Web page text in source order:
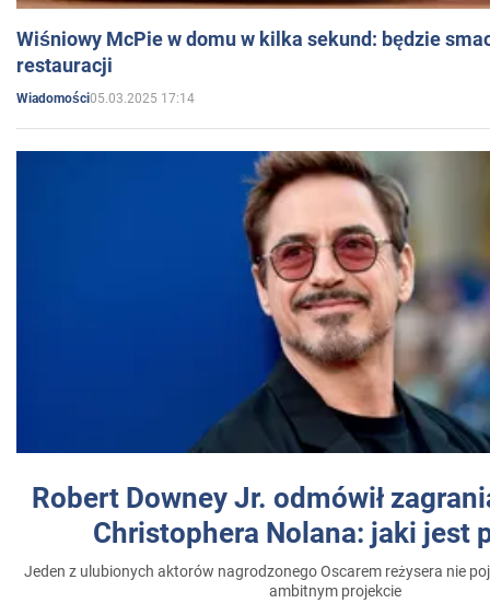
Wiśniowy McPie w domu w kilka sekund: będzie
restauracji
Wiadomości05.03.2025 17:14
Robert Downey Jr. odmówił
Christophera Nolana: jaki jest
Jeden z ulubionych aktorów nagrodzonego Oscarem reżysera nie
ambitnym projekcie